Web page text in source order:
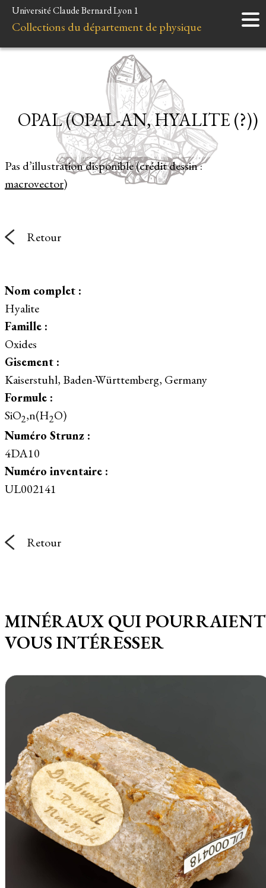
Accueil
Instruments
Liens et ressources
Université Claude Bernard Lyon 1
Collections du département de physique
Pas d’illustration disponible (crédit dessin :
macrovector)
OPAL (OPAL-AN, HYALITE (?))
Retour
Nom complet :
Hyalite
Famille :
Oxides
Gisement :
Kaiserstuhl, Baden-Württemberg, Germany
Formule :
SiO2,n(H2O)
Numéro Strunz :
4DA10
Numéro inventaire :
UL002141
Retour
MINÉRAUX QUI POURRAIENT
VOUS INTÉRESSER